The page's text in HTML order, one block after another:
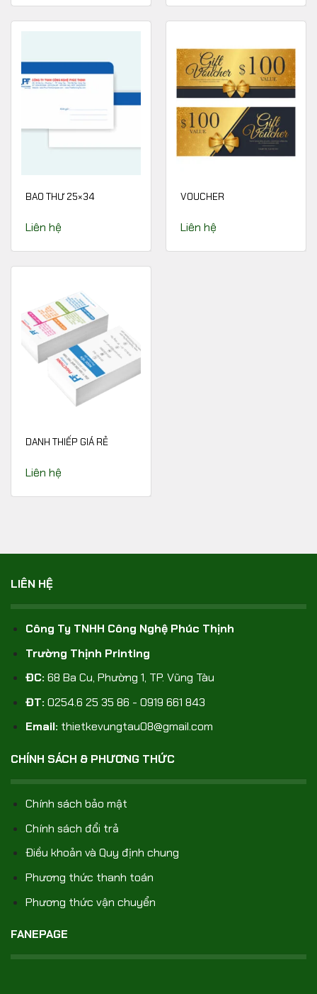
BAO THƯ 25×34
Liên hệ
VOUCHER
Liên hệ
DANH THIẾP GIÁ RẺ
Liên hệ
LIÊN HỆ
Công Ty TNHH Công Nghệ Phúc Thịnh
Trường Thịnh Printing
ĐC: 68 Ba Cu, Phường 1, TP. Vũng Tàu
ĐT: 0254.6 25 35 86 - 0919 661 843
Email: thietkevungtau08@gmail.com
CHÍNH SÁCH & PHƯƠNG THỨC
Chính sách bảo mật
Chính sách đổi trả
Điều khoản và Quy định chung
Phương thức thanh toán
Phương thức vận chuyển
FANEPAGE